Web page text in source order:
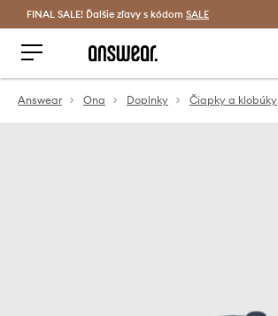
Šetrite s Answear Club >
FINAL SALE! Ďalšie zľavy s kódom SALE
Answear Ona Doplnky Čiapky a klobúky